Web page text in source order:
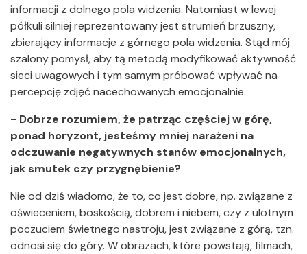
informacji z dolnego pola widzenia. Natomiast w lewej
półkuli silniej reprezentowany jest strumień brzuszny,
zbierający informacje z górnego pola widzenia. Stąd mój
szalony pomysł, aby tą metodą modyfikować aktywność
sieci uwagowych i tym samym próbować wpływać na
percepcję zdjęć nacechowanych emocjonalnie.
- Dobrze rozumiem, że patrząc częściej w górę,
ponad horyzont, jesteśmy mniej narażeni na
odczuwanie negatywnych stanów emocjonalnych,
jak smutek czy przygnębienie?
Nie od dziś wiadomo, że to, co jest dobre, np. związane z
oświeceniem, boskością, dobrem i niebem, czy z ulotnym
poczuciem świetnego nastroju, jest związane z górą, tzn.
odnosi się do góry. W obrazach, które powstają, filmach,